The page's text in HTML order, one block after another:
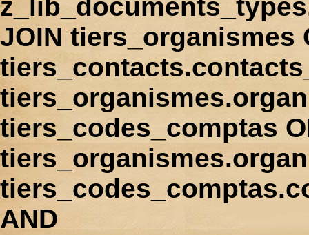
JOIN tiers_organismes
tiers_codes_comptas
AND